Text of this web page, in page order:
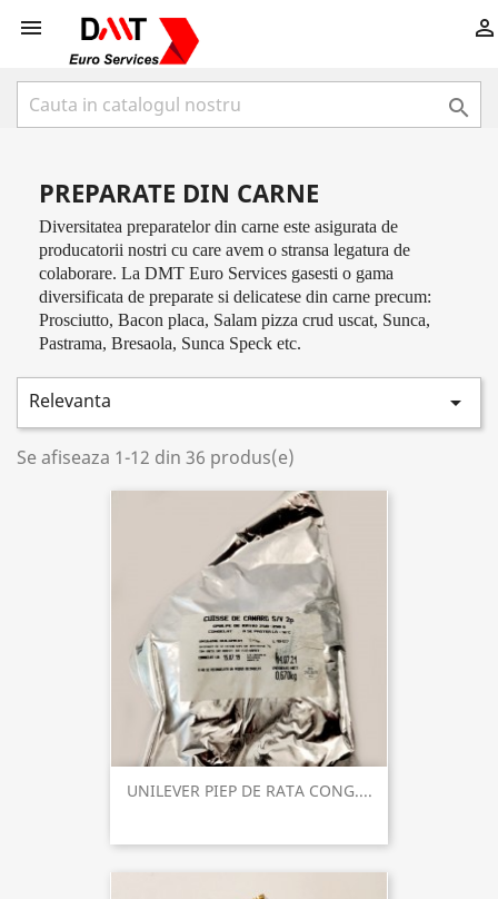
 

PREPARATE DIN CARNE
Diversitatea preparatelor din carne este asigurata de
producatorii nostri cu care avem o stransa legatura de
colaborare. La DMT Euro Services gasesti o gama
diversificata de preparate si delicatese din carne precum:
Prosciutto, Bacon placa, Salam pizza crud uscat, Sunca,
Pastrama, Bresaola, Sunca Speck etc.
Relevanta 
Se afiseaza 1-12 din 36 produs(e)
UNILEVER PIEP DE RATA CONG....